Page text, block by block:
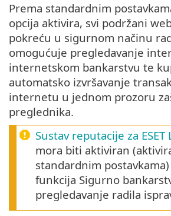
Prema standardnim
opcija aktivira, svi podržani
pokreću u sigurnom načinu
omogućuje pregledavanje
internetskom bankarstvu te
automatsko izvršavanje
internetu u jednom prozoru
preglednika.
Sustav reputacije za
mora biti aktiviran
standardnim
funkcija Sigurno
pregledavanje radila